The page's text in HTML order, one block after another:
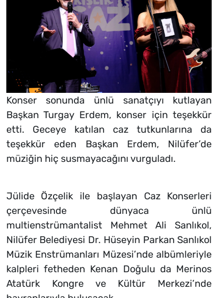
Konser sonunda ünlü sanatçıyı kutlayan
Başkan Turgay Erdem, konser için teşekkür
etti. Geceye katılan caz tutkunlarına da
teşekkür eden Başkan Erdem, Nilüfer’de
müziğin hiç susmayacağını vurguladı.
Jülide Özçelik ile başlayan Caz Konserleri
çerçevesinde dünyaca ünlü
multienstrümantalist Mehmet Ali Sanlıkol,
Nilüfer Belediyesi Dr. Hüseyin Parkan Sanlıkol
Müzik Enstrümanları Müzesi’nde albümleriyle
kalpleri fetheden Kenan Doğulu da Merinos
Atatürk Kongre ve Kültür Merkezi’nde